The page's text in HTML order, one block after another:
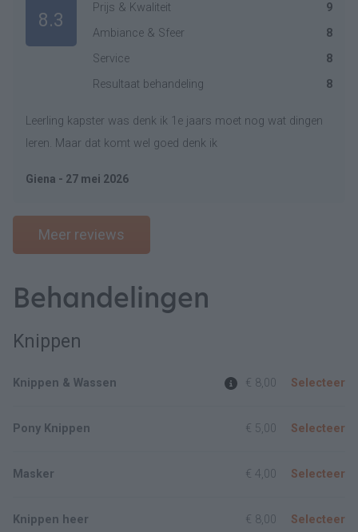
8.3
Prijs & Kwaliteit
9
Ambiance & Sfeer
8
Service
8
Resultaat behandeling
8
Leerling kapster was denk ik 1e jaars moet nog wat dingen
leren. Maar dat komt wel goed denk ik
Giena - 27 mei 2026
Meer reviews
Behandelingen
Knippen
Knippen & Wassen € 8,00 Selecteer
Pony Knippen € 5,00 Selecteer
Masker € 4,00 Selecteer
Knippen heer € 8,00 Selecteer